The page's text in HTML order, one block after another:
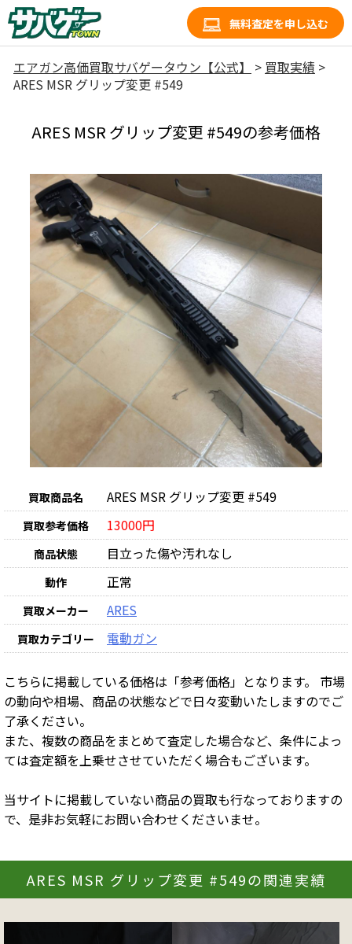
無料査定を申し込む
エアガン高価買取サバゲータウン【公式】 > 買取実績 >
ARES MSR グリップ変更 #549
ARES MSR グリップ変更 #549の参考価格
買取商品名 ARES MSR グリップ変更 #549
買取参考価格 13000円
商品状態 目立った傷や汚れなし
動作 正常
買取メーカー ARES
買取カテゴリー 電動ガン
こちらに掲載している価格は「参考価格」となります。 市場
の動向や相場、商品の状態などで日々変動いたしますのでご
了承ください。
また、複数の商品をまとめて査定した場合など、条件によっ
ては査定額を上乗せさせていただく場合もございます。
当サイトに掲載していない商品の買取も行なっておりますの
で、是非お気軽にお問い合わせくださいませ。
ARES MSR グリップ変更 #549の関連実績